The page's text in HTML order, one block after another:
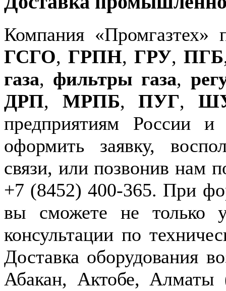
Компания «Промгазтех»
ГСГО, ГРПН, ГРУ, ПГБ
газа, фильтры газа,
ДРП, МРПБ,ПУГ,
предприятиям России
оформить заявку,
связи, или позвонив нам
+7 (8452) 400-365. При
вы сможете не только
консультации по
Доставка оборудования
Абакан, Актобе,